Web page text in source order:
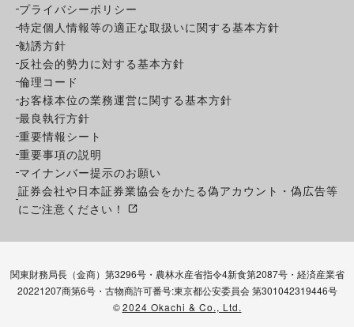
プライバシーポリシー
特定個人情報等の適正な取扱いに関する基本方針
勧誘方針
反社会的勢力に対する基本方針
倫理コード
お客様本位の業務運営に関する基本方針
最良執行方針
重要情報シート
重要事項の説明
マイナンバー提示のお願い
証券会社や日本証券業協会をかたる偽アカウント・偽広告等
にご注意ください！
関東財務局長（金商）第3296号・農林水産省指令4新食第2087号・経済産業省
20221207商第6号・古物商許可番号:東京都公安委員会 第301042319446号
©2024 Okachi & Co., Ltd.